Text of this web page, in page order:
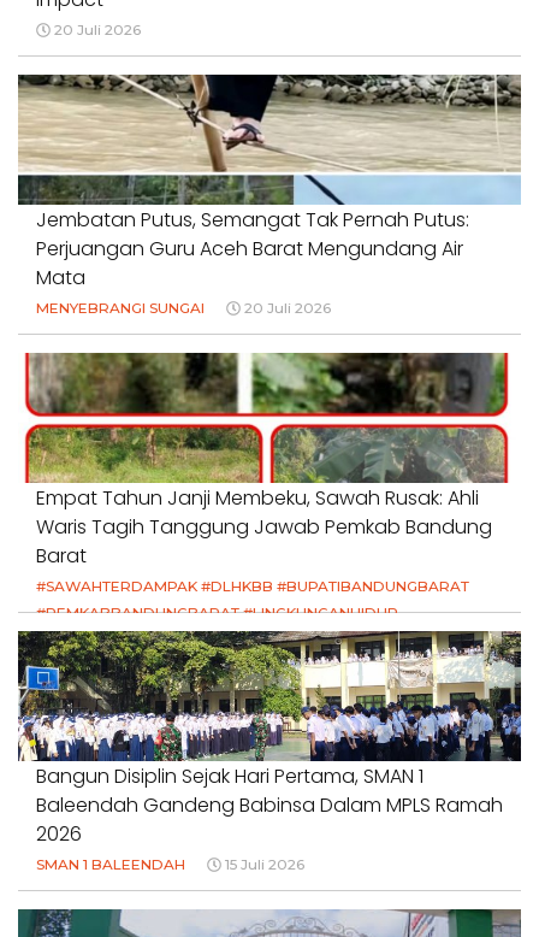
20 Juli 2026
Jembatan Putus, Semangat Tak Pernah Putus:
Perjuangan Guru Aceh Barat Mengundang Air
Mata
MENYEBRANGI SUNGAI 20 Juli 2026
Empat Tahun Janji Membeku, Sawah Rusak: Ahli
Waris Tagih Tanggung Jawab Pemkab Bandung
Barat
#SAWAHTERDAMPAK #DLHKBB #BUPATIBANDUNGBARAT
#PEMKABBANDUNGBARAT #LINGKUNGANHIDUP
#HAKPETANI #KEADILANUNTUKPETANI
#NORMALISASISALURAN #IRIGASIRUSAK
#DUGAANPENCEMARAN #AKUNTABILITASPEMERINTAH
18 Juli 2026
Bangun Disiplin Sejak Hari Pertama, SMAN 1
Baleendah Gandeng Babinsa Dalam MPLS Ramah
2026
SMAN 1 BALEENDAH 15 Juli 2026